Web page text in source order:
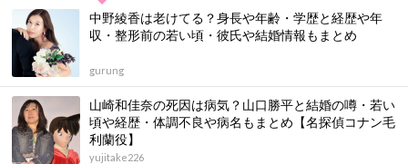
中野綾香は老けてる？身長や年齢・学歴と経歴や年
収・整形前の若い頃・彼氏や結婚情報もまとめ
gurung
山崎和佳奈の死因は病気？山口勝平と結婚の噂・若い
頃や経歴・体調不良や病名もまとめ【名探偵コナン毛
利蘭役】
yujitake226